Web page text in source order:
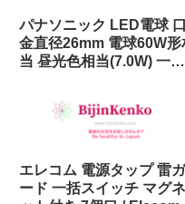
パナソニック LED電球 口
金直径26mm 電球60W形
当 昼光色相当(7.0W) 一般
り / Panasonic LED Bulb
Light 60W 2
エレコム 電源タップ 雷ガ
ード 一括スイッチ マグネ